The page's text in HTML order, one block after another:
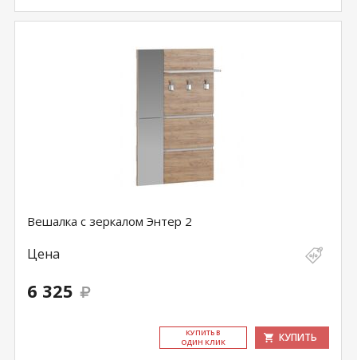
Вешалка с зеркалом Энтер 2
Цена
6 325
КУ­ПИТЬ В
ОДИН КЛИК
КУПИТЬ